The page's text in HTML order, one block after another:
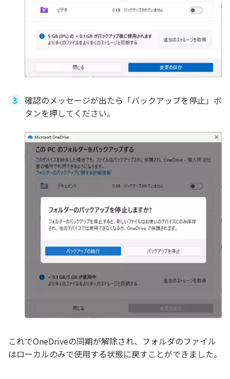
確認のメッセージが出たら「バックアップを停止」ボ
タンを押してください。
これでOneDriveの同期が解除され、フォルダのファイル
はローカルのみで使用する状態に戻すことができました。